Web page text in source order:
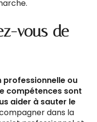
vous de
professionnelle ou
compétences sont
aider à sauter le
dans la